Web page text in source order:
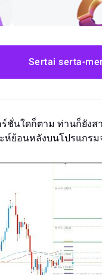
Sertai serta-
ชั่นใดก็ตาม ท่านก็ยัง
ห์ย้อนหลังบนโปรแกรม